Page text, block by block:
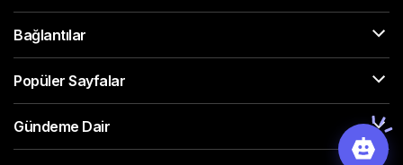
Bağlantılar
Popüler Sayfalar
Gündeme Dair